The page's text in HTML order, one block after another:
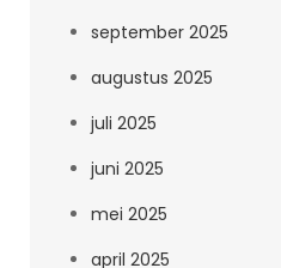
september 2025
augustus 2025
juli 2025
juni 2025
mei 2025
april 2025